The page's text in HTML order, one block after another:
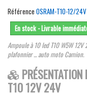
Référence OSRAM-T10-12/24V
En stock - Livrable
Ampoule à 10 led T10 W5W
plafonnier ... auto moto Camion.
T10 12V 24V